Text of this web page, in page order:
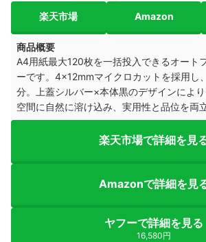
楽天市場 Amazon
商品概要
A4用紙最大120枚を一括投入できるオート
ーです。4×12mmマイクロカットを採用し
分。上蓋シルバー×本体黒のデザインによ
空間に自然に溶け込み、実用性と品位を両
楽天市場で詳細を見
Amazonで詳細を見
ヤフーで詳細を見る
16,580円